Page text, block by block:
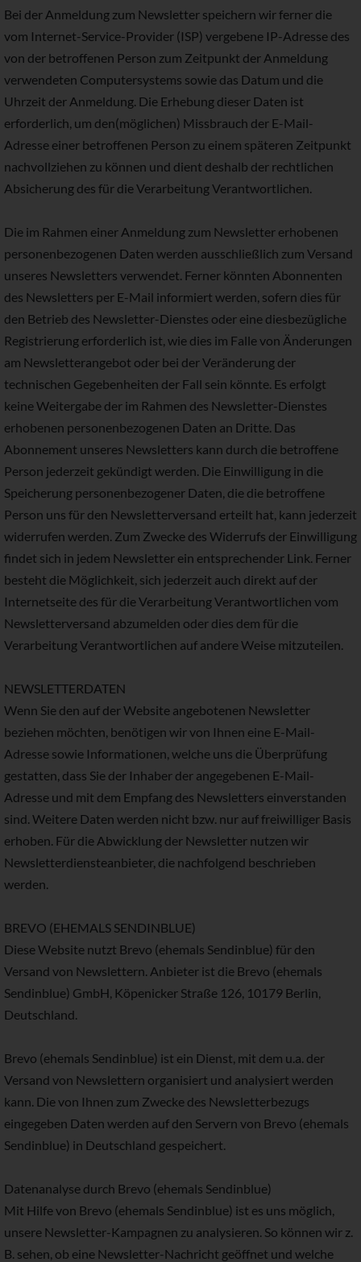
Bei der Anmeldung zum Newsletter speichern wir ferner die
vom Internet-Service-Provider (ISP) vergebene IP-Adresse des
von der betroffenen Person zum Zeitpunkt der Anmeldung
verwendeten Computersystems sowie das Datum und die
Uhrzeit der Anmeldung. Die Erhebung dieser Daten ist
erforderlich, um den(möglichen) Missbrauch der E-Mail-
Adresse einer betroffenen Person zu einem späteren Zeitpunkt
nachvollziehen zu können und dient deshalb der rechtlichen
Absicherung des für die Verarbeitung Verantwortlichen.
Die im Rahmen einer Anmeldung zum Newsletter erhobenen
personenbezogenen Daten werden ausschließlich zum Versand
unseres Newsletters verwendet. Ferner könnten Abonnenten
des Newsletters per E-Mail informiert werden, sofern dies für
den Betrieb des Newsletter-Dienstes oder eine diesbezügliche
Registrierung erforderlich ist, wie dies im Falle von Änderungen
am Newsletterangebot oder bei der Veränderung der
technischen Gegebenheiten der Fall sein könnte. Es erfolgt
keine Weitergabe der im Rahmen des Newsletter-Dienstes
erhobenen personenbezogenen Daten an Dritte. Das
Abonnement unseres Newsletters kann durch die betroffene
Person jederzeit gekündigt werden. Die Einwilligung in die
Speicherung personenbezogener Daten, die die betroffene
Person uns für den Newsletterversand erteilt hat, kann jederzeit
widerrufen werden. Zum Zwecke des Widerrufs der Einwilligung
findet sich in jedem Newsletter ein entsprechender Link. Ferner
besteht die Möglichkeit, sich jederzeit auch direkt auf der
Internetseite des für die Verarbeitung Verantwortlichen vom
Newsletterversand abzumelden oder dies dem für die
Verarbeitung Verantwortlichen auf andere Weise mitzuteilen.
NEWSLETTER­DATEN
Wenn Sie den auf der Website angebotenen Newsletter
beziehen möchten, benötigen wir von Ihnen eine E-Mail-
Adresse sowie Informationen, welche uns die Überprüfung
gestatten, dass Sie der Inhaber der angegebenen E-Mail-
Adresse und mit dem Empfang des Newsletters einverstanden
sind. Weitere Daten werden nicht bzw. nur auf freiwilliger Basis
erhoben. Für die Abwicklung der Newsletter nutzen wir
Newsletterdiensteanbieter, die nachfolgend beschrieben
werden.
BREVO (EHEMALS SENDINBLUE)
Diese Website nutzt Brevo (ehemals Sendinblue) für den
Versand von Newslettern. Anbieter ist die Brevo (ehemals
Sendinblue) GmbH, Köpenicker Straße 126, 10179 Berlin,
Deutschland.
Brevo (ehemals Sendinblue) ist ein Dienst, mit dem u.a. der
Versand von Newslettern organisiert und analysiert werden
kann. Die von Ihnen zum Zwecke des Newsletterbezugs
eingegeben Daten werden auf den Servern von Brevo (ehemals
Sendinblue) in Deutschland gespeichert.
Datenanalyse durch Brevo (ehemals Sendinblue)
Mit Hilfe von Brevo (ehemals Sendinblue) ist es uns möglich,
unsere Newsletter-Kampagnen zu analysieren. So können wir z.
B. sehen, ob eine Newsletter-Nachricht geöffnet und welche